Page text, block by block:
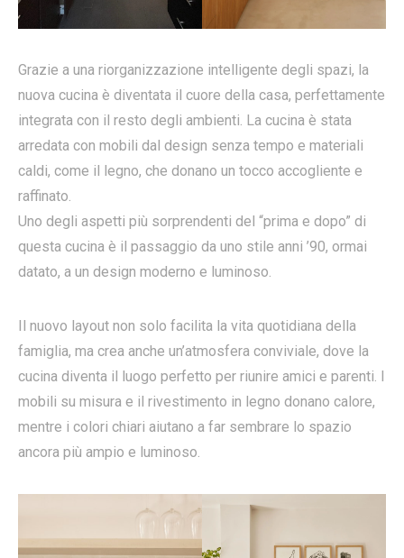
Grazie a una riorganizzazione intelligente degli spazi, la
nuova cucina è diventata il cuore della casa, perfettamente
integrata con il resto degli ambienti. La cucina è stata
arredata con mobili dal design senza tempo e materiali
caldi, come il legno, che donano un tocco accogliente e
raffinato.
Uno degli aspetti più sorprendenti del “prima e dopo” di
questa cucina è il passaggio da uno stile anni ’90, ormai
datato, a un design moderno e luminoso.
Il nuovo layout non solo facilita la vita quotidiana della
famiglia, ma crea anche un’atmosfera conviviale, dove la
cucina diventa il luogo perfetto per riunire amici e parenti. I
mobili su misura e il rivestimento in legno donano calore,
mentre i colori chiari aiutano a far sembrare lo spazio
ancora più ampio e luminoso.